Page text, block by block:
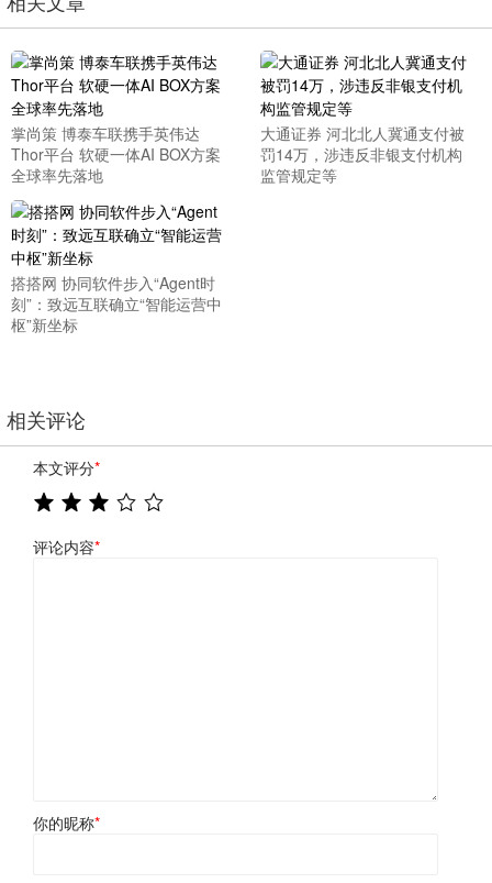
掌尚策 博泰车联携手英伟达
Thor平台 软硬一体AI BOX方案
全球率先落地
大通证券 河北北人冀通支付被
罚14万，涉违反非银支付机构
监管规定等
搭搭网 协同软件步入“Agent时
刻”：致远互联确立“智能运营中
枢”新坐标
相关评论
本文评分*
评论内容*
你的昵称*